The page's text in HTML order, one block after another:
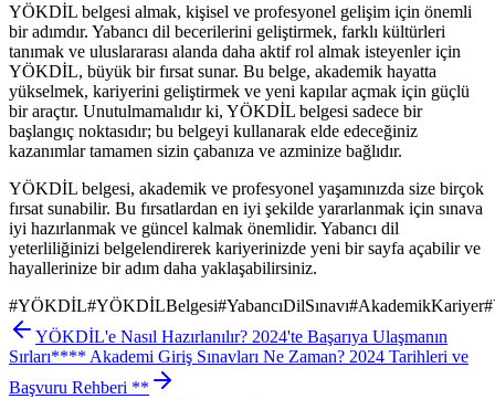
YÖKDİL belgesi almak, kişisel ve profesyonel gelişim için önemli
bir adımdır. Yabancı dil becerilerini geliştirmek, farklı kültürleri
tanımak ve uluslararası alanda daha aktif rol almak isteyenler için
YÖKDİL, büyük bir fırsat sunar. Bu belge, akademik hayatta
yükselmek, kariyerini geliştirmek ve yeni kapılar açmak için güçlü
bir araçtır. Unutulmamalıdır ki, YÖKDİL belgesi sadece bir
başlangıç noktasıdır; bu belgeyi kullanarak elde edeceğiniz
kazanımlar tamamen sizin çabanıza ve azminize bağlıdır.
YÖKDİL belgesi, akademik ve profesyonel yaşamınızda size birçok
fırsat sunabilir. Bu fırsatlardan en iyi şekilde yararlanmak için sınava
iyi hazırlanmak ve güncel kalmak önemlidir. Yabancı dil
yeterliliğinizi belgelendirerek kariyerinizde yeni bir sayfa açabilir ve
hayallerinize bir adım daha yaklaşabilirsiniz.
#YÖKDİL#YÖKDİLBelgesi#YabancıDilSınavı#AkademikKariyer#
YÖKDİL'e Nasıl Hazırlanılır? 2024'te Başarıya Ulaşmanın
Sırları**** Akademi Giriş Sınavları Ne Zaman? 2024 Tarihleri ve
Başvuru Rehberi **